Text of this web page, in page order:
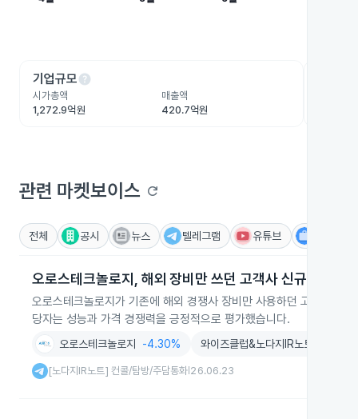
기업규모help
시가총액
1,272.9억원
매출액
420.7억원
관련 마켓보이스 refresh
전체 공시 뉴스 텔레그램 유튜브
오로스테크놀로지, 해외 장비만 쓰던 고객사 신규 확보
오로스테크놀로지가 기존에 해외 경쟁사 장비만 사용하던 고객사에
당자는 성능과 가격 경쟁력을 긍정적으로 평가했습니다.
오로스테크놀로지 -4.30% 와이즈클럽&노다지IR노트
[노다지IR노트] 컨콜/탐방/주담통화 26.06.23